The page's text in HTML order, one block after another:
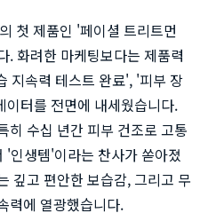
첫 제품인 '페이셜 트리트먼
. 화려한 마케팅보다는 제품력
지속력 테스트 완료', '피부 장
터를 전면에 내세웠습니다.
히 수십 년간 피부 건조로 고통
인생템'이라는 찬사가 쏟아졌
깊고 편안한 보습감, 그리고 무
력에 열광했습니다.